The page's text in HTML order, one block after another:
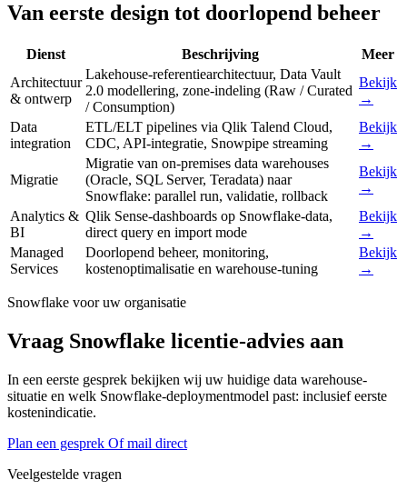
Van eerste design tot doorlopend beheer
Dienst Beschrijving
Meer
Architectuur
& ontwerp
Lakehouse-referentiearchitectuur, Data Vault
2.0 modellering, zone-indeling (Raw / Curated
/ Consumption)
Bekijk
→
Data
integration
ETL/ELT pipelines via Qlik Talend Cloud,
CDC, API-integratie, Snowpipe streaming
Bekijk
→
Migratie
Migratie van on-premises data warehouses
(Oracle, SQL Server, Teradata) naar
Snowflake: parallel run, validatie, rollback
Bekijk
→
Analytics &
BI
Qlik Sense-dashboards op Snowflake-data,
direct query en import mode
Bekijk
→
Managed
Services
Doorlopend beheer, monitoring,
kostenoptimalisatie en warehouse-tuning
Bekijk
→
Snowflake voor uw organisatie
Vraag Snowflake licentie-advies aan
In een eerste gesprek bekijken wij uw huidige data warehouse-
situatie en welk Snowflake-deploymentmodel past: inclusief eerste
kostenindicatie.
Plan een gesprek Of mail direct
Veelgestelde vragen